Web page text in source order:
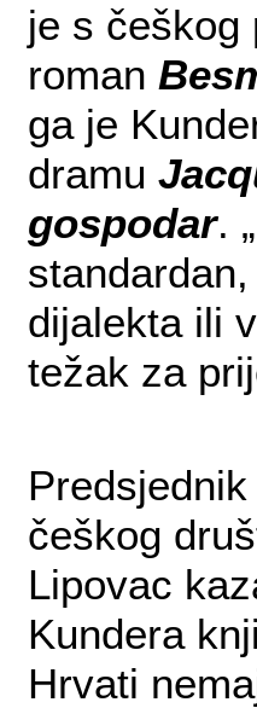
je s češkog
roman
ga je
dramu
gospodar.
dijalekta ili
težak za
češkog
Lipovac
Kundera
Hrvati